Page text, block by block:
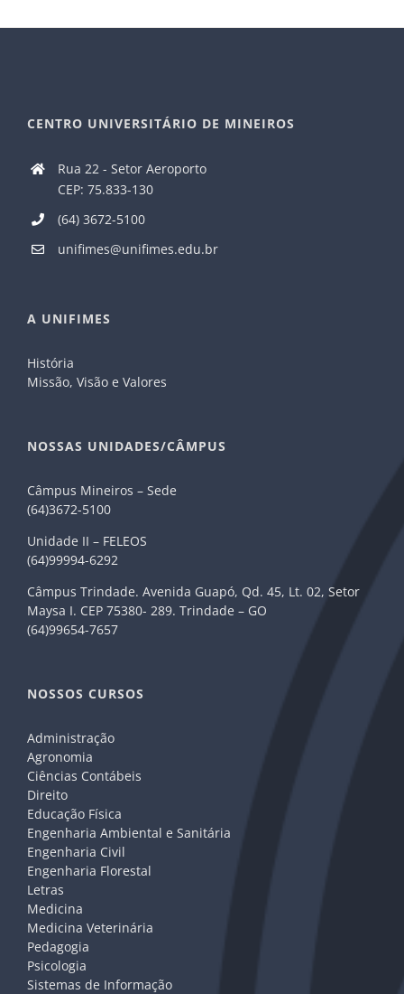
CENTRO UNIVERSITÁRIO DE MINEIROS
Rua 22 - Setor Aeroporto
CEP: 75.833-130
(64) 3672-5100
unifimes@unifimes.edu.br
A UNIFIMES
História
Missão, Visão e Valores
NOSSAS UNIDADES/CÂMPUS
Câmpus Mineiros – Sede
(64)3672-5100
Unidade II – FELEOS
(64)99994-6292
Câmpus Trindade. Avenida Guapó, Qd. 45, Lt. 02, Setor
Maysa I. CEP 75380- 289. Trindade – GO
(64)99654-7657
NOSSOS CURSOS
Administração
Agronomia
Ciências Contábeis
Direito
Educação Física
Engenharia Ambiental e Sanitária
Engenharia Civil
Engenharia Florestal
Letras
Medicina
Medicina Veterinária
Pedagogia
Psicologia
Sistemas de Informação